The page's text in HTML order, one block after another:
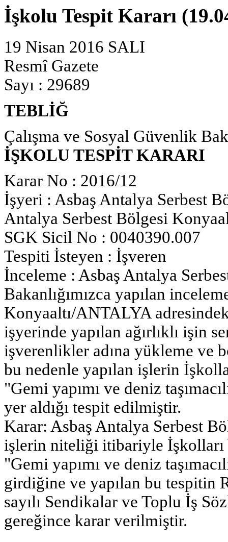
İşkolu Tespit Kararı
19 Nisan 2016 SALI
Resmî Gazete
Sayı : 29689
TEBLİĞ
Çalışma ve Sosyal Güvenlik
İŞKOLU TESPİT KARARI
Karar No : 2016/12
İşyeri : Asbaş Antalya Serbest
Antalya Serbest Bölgesi
SGK Sicil No : 0040390.007
Tespiti İsteyen : İşveren
İnceleme : Asbaş Antalya
Bakanlığımızca yapılan
Konyaaltı/ANTALYA
işyerinde yapılan ağırlıklı işin
işverenlikler adına yükleme ve
bu nedenle yapılan işlerin
"Gemi yapımı ve deniz
yer aldığı tespit edilmiştir.
Karar: Asbaş Antalya Serbest
işlerin niteliği itibariyle İşkolları
"Gemi yapımı ve deniz
girdiğine ve yapılan bu tespitin
sayılı Sendikalar ve Toplu İş
gereğince karar verilmiştir.